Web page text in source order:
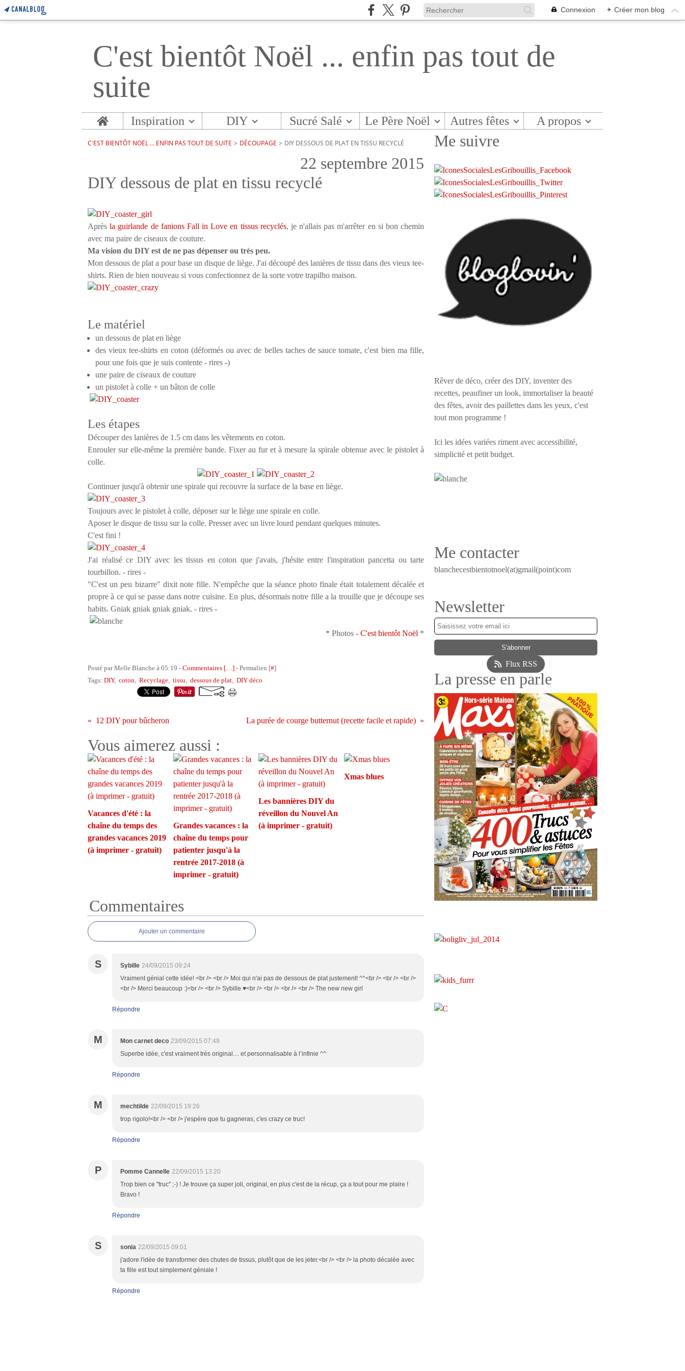
Connexion + Créer mon blog
C'est bientôt Noël ... enfin pas tout de
suite
Home Inspiration DIY Sucré Salé Le Père Noël Autres fêtes A propos
C'EST BIENTÔT NOËL ... ENFIN PAS TOUT DE SUITE > DÉCOUPAGE > DIY DESSOUS DE PLAT EN TISSU RECYCLÉ
22 septembre 2015
DIY dessous de plat en tissu recyclé
Aprèsla guirlande de fanions Fall in Love en tissus recyclés, je n'allais pas m'arrêter en si bon chemin
avec ma paire de ciseaux de couture.
Ma vision du DIY est de ne pas dépenser ou très peu.
Mon dessous de plat a pour base un disque de liège. J'ai découpé des lanières de tissu dans des vieux tee-
shirts. Rien de bien nouveau si vous confectionnez de la sorte votre trapilho maison.
Le matériel
un dessous de plat en liège
des vieux tee-shirts en coton (déformés ou avec de belles taches de sauce tomate, c'est bien ma fille,
pour une fois que je suis contente - rires -)
une paire de ciseaux de couture
un pistolet à colle + un bâton de colle
Les étapes
Découper des lanières de 1.5 cm dans les vêtements en coton.
Enrouler sur elle-même la première bande. Fixer au fur et à mesure la spirale obtenue avec le pistolet à
colle.
Continuer jusqu'à obtenir une spirale qui recouvre la surface de la base en liège.
Toujours avec le pistolet à colle, déposer sur le liège une spirale en colle.
Aposer le disque de tissu sur la colle. Presser avec un livre lourd pendant quelques minutes.
C'est fini !
J'ai réalisé ce DIY avec les tissus en coton que j'avais, j'hésite entre l'inspiration pancetta ou tarte
tourbillon. - rires -
"C'est un peu bizarre" dixit note fille. N'empêche que la séance photo finale était totalement décalée et
propre à ce qui se passe dans notre cuisine. En plus, désormais notre fille a la trouille que je découpe ses
habits. Gniak gniak gniak gniak. - rires -
* Photos - C'est bientôt Noël *
Posté par Melle Blanche à 05:19 - Commentaires […] - Permalien [#]
Tags: DIY, coton, Recyclage, tissu, dessous de plat, DIY déco
12 DIY pour bûcheron La purée de courge butternut (recette facile et rapide)
Vous aimerez aussi :
Vacances d'été : la
chaîne du temps des
grandes vacances 2019
(à imprimer - gratuit)
Grandes vacances : la
chaîne du temps pour
patienter jusqu'à la
rentrée 2017-2018 (à
imprimer - gratuit)
Les bannières DIY du
réveillon du Nouvel An
(à imprimer - gratuit)
Xmas blues
Commentaires
Ajouter un commentaire
S Sybille 24/09/2015 09:24
Vraiment génial cette idée! <br /> <br /> Moi qui n'ai pas de dessous de plat justement! ^^<br /> <br /> <br />
<br /> Merci beaucoup :)<br /> <br /> Sybille ♥<br /> <br /> <br /> <br /> The new new girl
Répondre
M Mon carnet deco 23/09/2015 07:49
Superbe idée, c'est vraiment très original.... et personnalisable à l’infinie ^^
Répondre
M mechtilde 22/09/2015 19:26
trop rigolo!<br /> <br /> j'espère que tu gagneras, c'es crazy ce truc!
Répondre
P Pomme Cannelle 22/09/2015 13:20
Trop bien ce "truc" ;-) ! Je trouve ça super joli, original, en plus c'est de la récup, ça a tout pour me plaire !
Bravo !
Répondre
S sonia 22/09/2015 09:01
j'adore l'idée de transformer des chutes de tissus, plutôt que de les jeter.<br /> <br /> la photo décalée avec
ta fille est tout simplement géniale !
Répondre
Me suivre
Rêver de déco, créer des DIY, inventer des
recettes, peaufiner un look, immortaliser la beauté
des fêtes, avoir des paillettes dans les yeux, c'est
tout mon programme !
Ici les idées variées riment avec accessibilité,
simplicité et petit budget.
Me contacter
blanchecestbientotnoel(at)gmail(point)com
Newsletter
Flux RSS
La presse en parle